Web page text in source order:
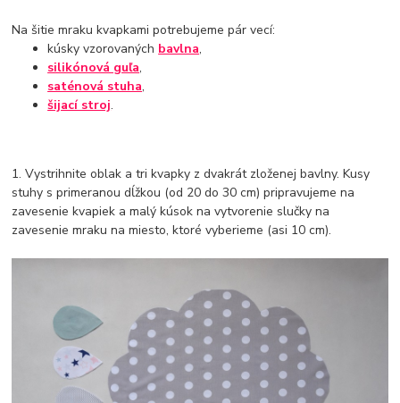
L.O.L. Surprise zvieratká
L.O.L. Surprise hračky
L.O.L. Surprise domčeky
L.O.L. Surprise postavičky
L.O.L. Surprise zberateľské figúrky
Na šitie mraku kvapkami potrebujeme pár vecí:
kúsky vzorovaných bavlna,
silikónová guľa,
saténová stuha,
šijací stroj.
1. Vystrihnite oblak a tri kvapky z dvakrát zloženej bavlny. Kusy
stuhy s primeranou dĺžkou (od 20 do 30 cm) pripravujeme na
zavesenie kvapiek a malý kúsok na vytvorenie slučky na
zavesenie mraku na miesto, ktoré vyberieme (asi 10 cm).